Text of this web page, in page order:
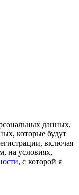
данных,
которые будут
включая
на условиях,
, с которой я